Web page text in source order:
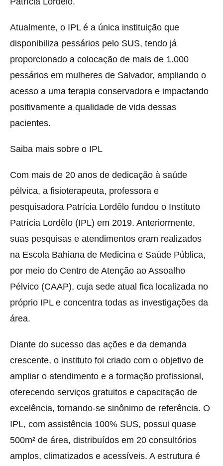
Atualmente, o IPL é a única instituição que
disponibiliza pessários pelo SUS, tendo já
proporcionado a colocação de mais de 1.000
pessários em mulheres de Salvador, ampliando o
acesso a uma terapia conservadora e impactando
positivamente a qualidade de vida dessas
pacientes.
Saiba mais sobre o IPL
Com mais de 20 anos de dedicação à saúde
pélvica, a fisioterapeuta, professora e
pesquisadora Patrícia Lordêlo fundou o Instituto
Patrícia Lordêlo (IPL) em 2019. Anteriormente,
suas pesquisas e atendimentos eram realizados
na Escola Bahiana de Medicina e Saúde Pública,
por meio do Centro de Atenção ao Assoalho
Pélvico (CAAP), cuja sede atual fica localizada no
próprio IPL e concentra todas as investigações da
área.
Diante do sucesso das ações e da demanda
crescente, o instituto foi criado com o objetivo de
ampliar o atendimento e a formação profissional,
oferecendo serviços gratuitos e capacitação de
excelência, tornando-se sinônimo de referência. O
IPL, com assistência 100% SUS, possui quase
500m² de área, distribuídos em 20 consultórios
amplos, climatizados e acessíveis. A estrutura é